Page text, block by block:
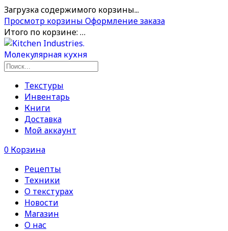
Загрузка содержимого корзины...
Просмотр корзины Оформление заказа
Итого по корзине: …
Текстуры
Инвентарь
Книги
Доставка
Мой аккаунт
0 Корзина
Рецепты
Техники
О текстурах
Новости
Магазин
О нас